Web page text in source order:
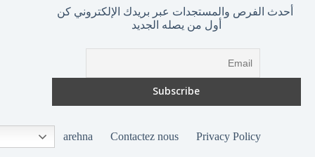
أحدث الفرص والمستجدات عبر بريدك الإلكتروني كن
أول من يصله الجديد
Privacy Policy
Contactez nous
arehna